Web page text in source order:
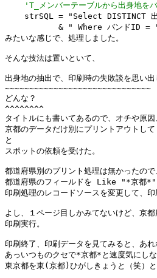
'T_メンバーテーブルから出身地を
strSQL = "Select DISTINCT 出
& " Where バンドID =
みたいな感じで、処理しました。
そんな技法は置いといて、
出身地の抽出で、印刷時の失敗談を思い出
~~~~~~~~~~~~~~~~~~~~~~~~~~~~~~
どんな？
^^^^^^^^
タイトルにも書いてあるので、オチや原因
京都のデータだけ別にプリントアウトし
と
スポットの依頼を受けた。
都道府県別のプリント処理は無かったので
都道府県のフィールドを Like "*京都*"
印刷処理のレコードソースを変更して、印
よし、１ページ目しかみてないけど、京都
印刷実行。
印刷終了、印刷データを見てみると、あ
あっいつものクセで*京都*と速度気にし
東京都を東(京都)ひがしきょうと（笑）